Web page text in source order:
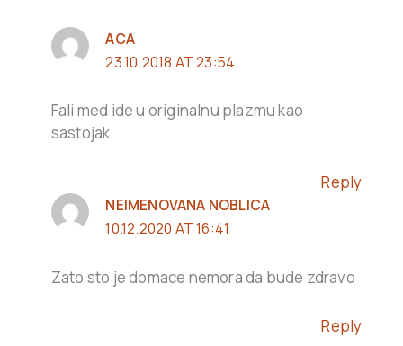
ACA
23.10.2018 AT 23:54
Fali med ide u originalnu plazmu kao
sastojak.
Reply
NEIMENOVANA NOBLICA
10.12.2020 AT 16:41
Zato sto je domace nemora da bude zdravo
Reply